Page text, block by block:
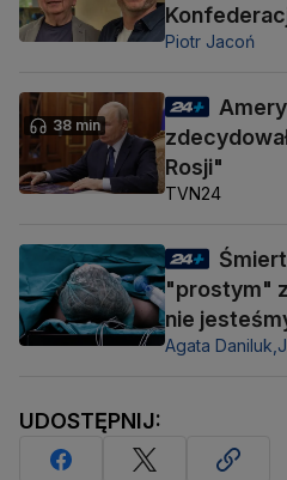
Piotr Jacoń
38 min
Rosji"
TVN24
"prostym"
nie
Agata Daniluk,
UDOSTĘPNIJ: